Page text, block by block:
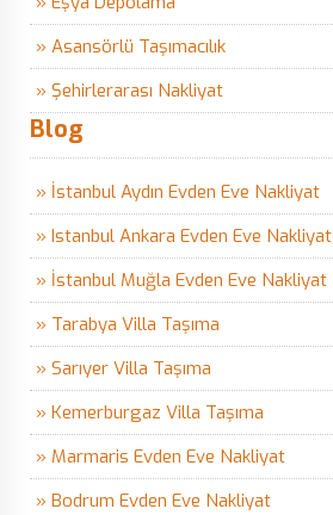
» Asansörlü Taşımacılık
» Şehirlerarası Nakliyat
Blog
» İstanbul Aydın Evden Eve Nakliyat
» Istanbul Ankara Evden Eve Nakliyat
» İstanbul Muğla Evden Eve Nakliyat
» Tarabya Villa Taşıma
» Sarıyer Villa Taşıma
» Kemerburgaz Villa Taşıma
» Marmaris Evden Eve Nakliyat
» Bodrum Evden Eve Nakliyat